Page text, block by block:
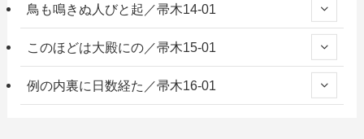
鳥も鳴きぬ人びと起／帚木14-01
このほどは大殿にの／帚木15-01
例の内裏に日数経た／帚木16-01